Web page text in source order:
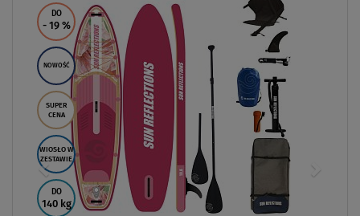
DO
- 19 %
NOWOŚĆ
SUPER
CENA
WIOSŁO W
ZESTAWIE
DO
140 kg